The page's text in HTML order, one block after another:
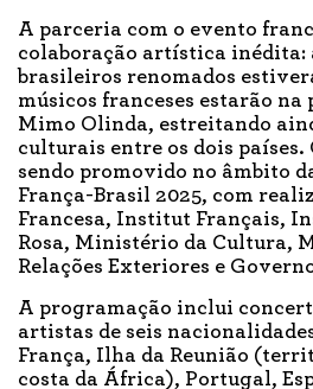
A parceria com o evento
colaboração artística inédita:
brasileiros renomados
músicos franceses estarão na
Mimo Olinda, estreitando
culturais entre os dois países.
sendo promovido no âmbito
França-Brasil 2025, com
Francesa, Institut Français,
Rosa, Ministério da Cultura,
Relações Exteriores e
A programação inclui
artistas de seis
França, Ilha da Reunião
costa da África), Portugal,